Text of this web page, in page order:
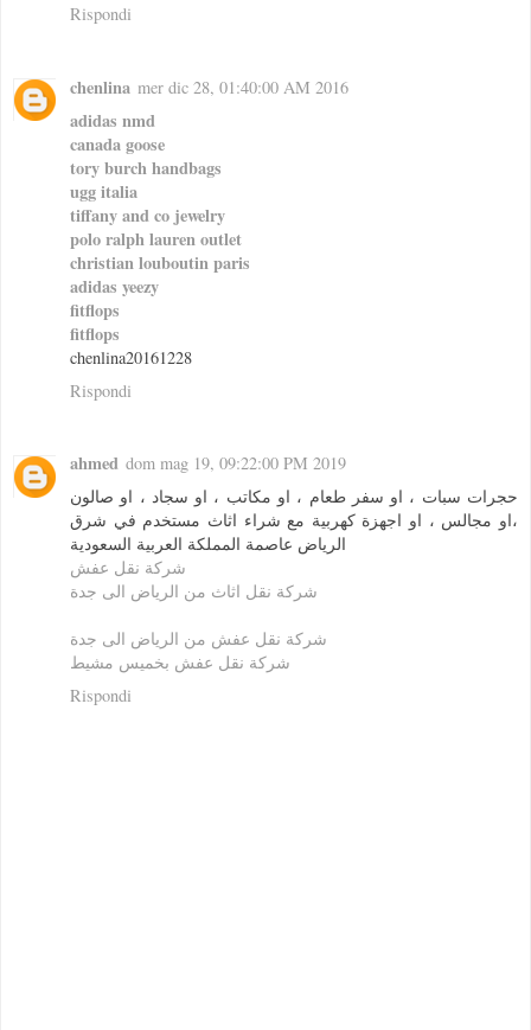
Rispondi
chenlina mer dic 28, 01:40:00 AM 2016
adidas nmd
canada goose
tory burch handbags
ugg italia
tiffany and co jewelry
polo ralph lauren outlet
christian louboutin paris
adidas yeezy
fitflops
fitflops
chenlina20161228
Rispondi
ahmed dom mag 19, 09:22:00 PM 2019
حجرات سبات ، او سفر طعام ، او مكاتب ، او سجاد ، او صالون
،او مجالس ، او اجهزة كهربية مع شراء اثاث مستخدم في شرق
الرياض عاصمة المملكة العربية السعودية
شركة نقل عفش
شركة نقل اثاث من الرياض الى جدة
شركة نقل عفش من الرياض الى جدة
شركة نقل عفش بخميس مشيط
Rispondi